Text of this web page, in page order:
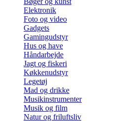
Elektronik
Foto og video
Gadgets
Gamingudstyr
Hus og have
Håndarbejde
Jagt og fiskeri
Køkkenudstyr
Legetøj
Mad og drikke
Musikinstrumenter
Musik og film
Natur og friluftsliv